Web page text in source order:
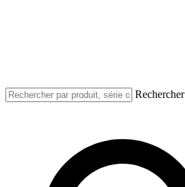
Rechercher